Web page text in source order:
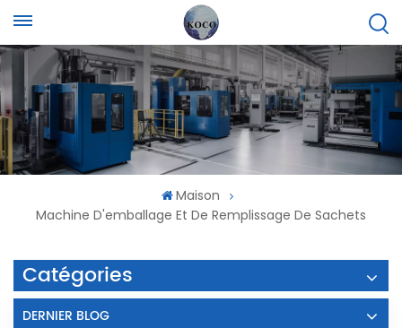
Maison
Machine D'emballage Et De Remplissage De Sachets
Catégories
DERNIER BLOG